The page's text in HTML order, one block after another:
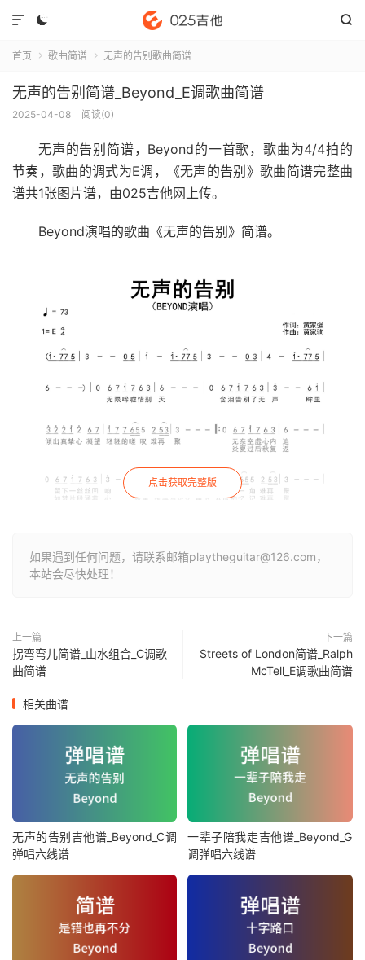
 

首页  歌曲简谱  无声的告别歌曲简谱
无声的告别简谱_Beyond_E调歌曲简谱
2025-04-08 阅读(0)
无声的告别简谱，Beyond的一首歌，歌曲为4/4拍的
节奏，歌曲的调式为E调，《无声的告别》歌曲简谱完整曲
谱共1张图片谱，由025吉他网上传。
Beyond演唱的歌曲《无声的告别》简谱。
点击获取完整版
如果遇到任何问题，请联系邮箱playtheguitar@126.com，
本站会尽快处理！
上一篇
拐弯弯儿简谱_山水组合_C调歌
曲简谱
下一篇
Streets of London简谱_Ralph
McTell_E调歌曲简谱
相关曲谱
无声的告别吉他谱_Beyond_C调
弹唱六线谱
一辈子陪我走吉他谱_Beyond_G
调弹唱六线谱